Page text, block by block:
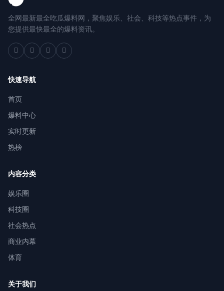
全网最新最全吃瓜爆料网，聚焦娱乐、社会、科技等热点事件，为
您提供最快最全的爆料资讯。
快速导航
首页
爆料中心
实时更新
热榜
内容分类
娱乐圈
科技圈
社会热点
商业内幕
体育
关于我们